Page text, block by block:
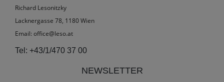
Richard Lesonitzky
Lacknergasse 78, 1180 Wien
Email: office@leso.at
Tel: +43/1/470 37 00
NEWSLETTER